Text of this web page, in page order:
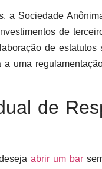
a Sociedade
de
de
uma
de
abrir um bar